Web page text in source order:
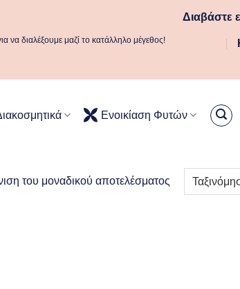
να διαλέξουμε μαζί το κατάλληλο μέγεθος!
Διαβάστε
Ενοικίαση Φυτών
του μοναδικού αποτελέσματος